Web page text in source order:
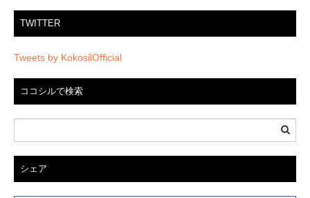
TWITTER
Tweets by KokosilOfficial
ココシルで検索
シェア